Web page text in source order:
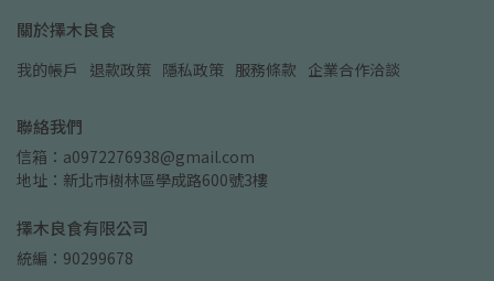
關於擇木良食
我的帳戶 退款政策 隱私政策 服務條款 企業合作洽談
聯絡我們
信箱：a0972276938@gmail.com
地址：新北市樹林區學成路600號3樓
擇木良食有限公司
統編：90299678